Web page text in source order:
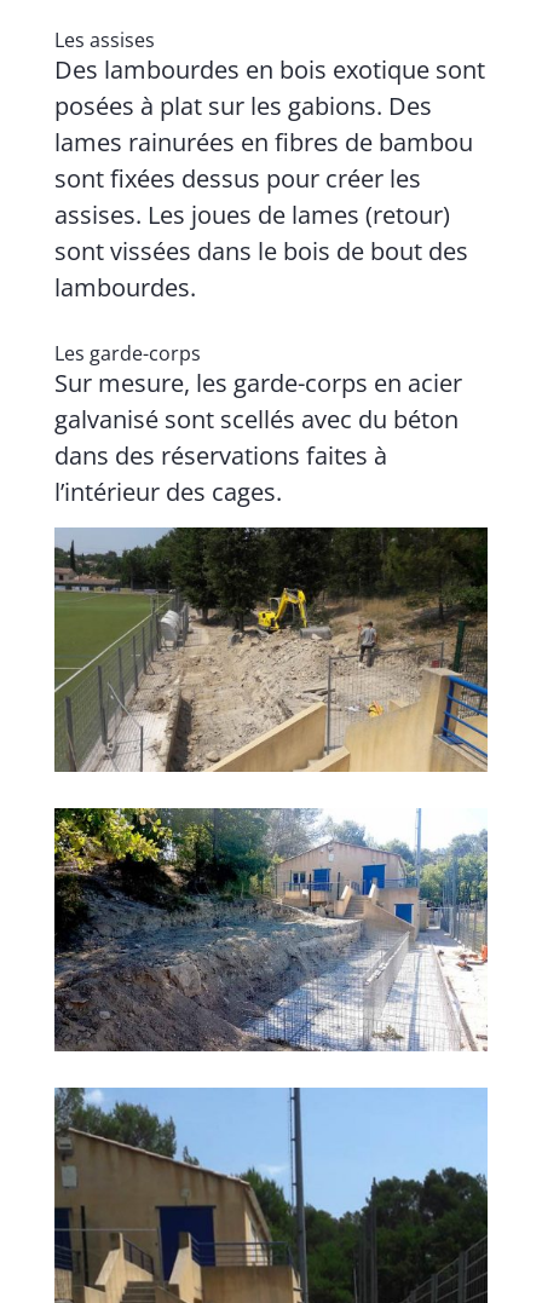
Les assises
Des lambourdes en bois exotique sont
posées à plat sur les gabions. Des
lames rainurées en fibres de bambou
sont fixées dessus pour créer les
assises. Les joues de lames (retour)
sont vissées dans le bois de bout des
lambourdes.
Les garde-corps
Sur mesure, les garde-corps en acier
galvanisé sont scellés avec du béton
dans des réservations faites à
l’intérieur des cages.